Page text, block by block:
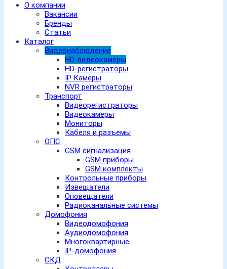
О компании
Вакансии
Бренды
Статьи
Каталог
Видеонаблюдение
HD-видеокамеры
HD-регистраторы
IP Камеры
NVR регистраторы
Транспорт
Видеорегистраторы
Видеокамеры
Мониторы
Кабеля и разъемы
ОПС
GSM сигнализация
GSM приборы
GSM комплекты
Контрольные приборы
Извещатели
Оповещатели
Радиоканальные системы
Домофония
Видеодомофония
Аудиодомофония
Многоквартирные
IP-домофония
СКД